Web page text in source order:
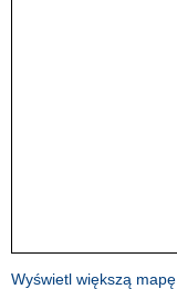
Wyświetl większą mapę